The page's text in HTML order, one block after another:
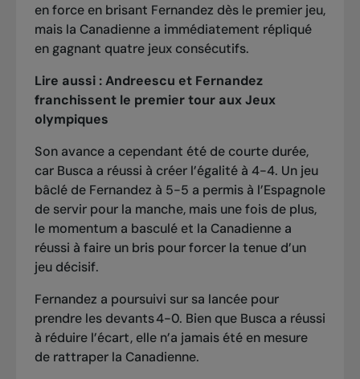
en force en brisant Fernandez dès le premier jeu,
mais la Canadienne a immédiatement répliqué
en gagnant quatre jeux consécutifs.
Lire aussi :Andreescu et Fernandez
franchissent le premier tour aux Jeux
olympiques
Son avance a cependant été de courte durée,
car Busca a réussi à créer l’égalité à 4-4. Un jeu
bâclé de Fernandez à 5-5 a permis à l’Espagnole
de servir pour la manche, mais une fois de plus,
le momentum a basculé et la Canadienne a
réussi à faire un bris pour forcer la tenue d’un
jeu décisif.
Fernandez a poursuivi sur sa lancée pour
prendre les devants 4-0. Bien que Busca a réussi
à réduire l’écart, elle n’a jamais été en mesure
de rattraper la Canadienne.